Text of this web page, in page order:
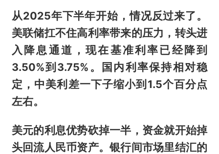
从2025年下半年开始，情况反过来了。
美联储扛不住高利率带来的压力，转头进
入降息通道，现在基准利率已经降到
3.50%到3.75%。国内利率保持相对稳
定，中美利差一下子缩小到1.5个百分点
左右。
美元的利息优势砍掉一半，资金就开始掉
头回流人民币资产。银行间市场里结汇的